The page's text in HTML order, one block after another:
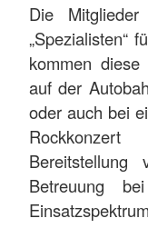
Die
„Spezialisten“
kommen
auf der
oder auch bei
Betreuung